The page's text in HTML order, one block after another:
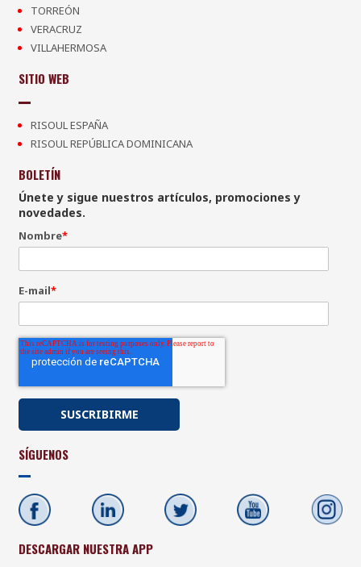
TORREÓN
VERACRUZ
VILLAHERMOSA
SITIO WEB
RISOUL ESPAÑA
RISOUL REPÚBLICA DOMINICANA
BOLETÍN
Únete y sigue nuestros artículos, promociones y
novedades.
Nombre*
E-mail*
SÍGUENOS
DESCARGAR NUESTRA APP